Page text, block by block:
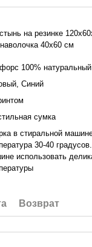
на резинке
40х60 см
100%
Синий
сумка
в стиральной
30-40
использовать
Возврат